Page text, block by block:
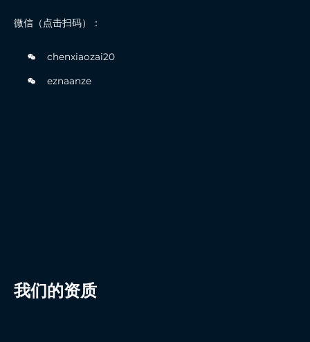
微信（点击扫码）：
chenxiaozai20
eznaanze
我们的资质